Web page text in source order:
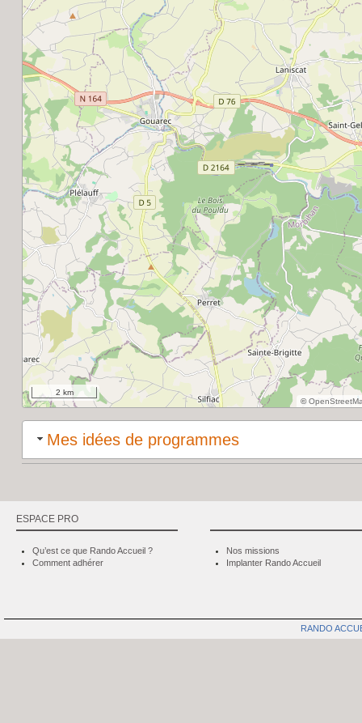
©
2 km
Mes idées de programmes
ESPACE PRO
Qu’est ce que Rando Accueil ?
Comment adhérer
Nos missions
Implanter Rando Accueil
RANDO